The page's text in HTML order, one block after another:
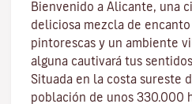
Bienvenido a Alicante, una
deliciosa mezcla de
pintorescas y un ambiente
alguna cautivará tus
Situada en la costa sureste
población de unos 330.000